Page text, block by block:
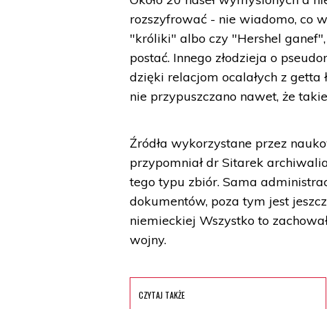
rozszyfrować - nie wiadomo, co
"króliki" albo czy "Hershel
postać. Innego złodzieja o
dzięki relacjom ocalałych z
nie przypuszczano nawet, że
Źródła wykorzystane przez
przypomniał dr Sitarek
tego typu zbiór. Sama
dokumentów, poza tym jest
niemieckiej Wszystko to
wojny.
CZYTAJ TAKŻE